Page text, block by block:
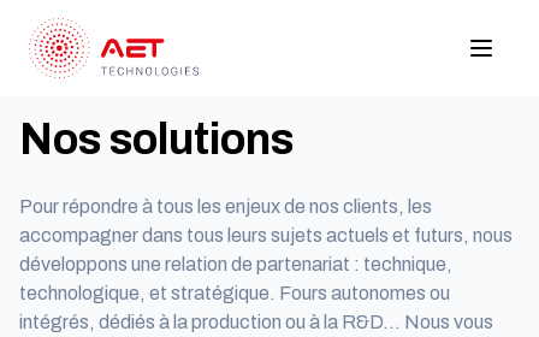
Nos solutions
Pour répondre à tous les enjeux de nos clients, les
accompagner dans tous leurs sujets actuels et futurs, nous
développons une relation de partenariat : technique,
technologique, et stratégique. Fours autonomes ou
intégrés, dédiés à la production ou à la R&D… Nous vous